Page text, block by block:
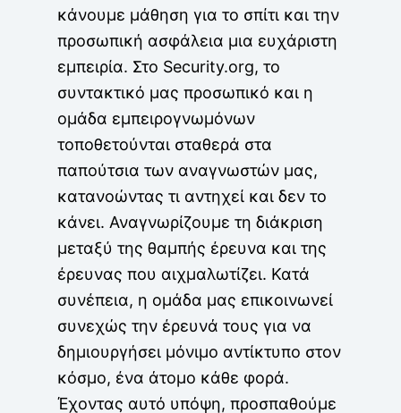
κάνουμε μάθηση για το σπίτι και την
προσωπική ασφάλεια μια ευχάριστη
εμπειρία. Στο Security.org, το
συντακτικό μας προσωπικό και η
ομάδα εμπειρογνωμόνων
τοποθετούνται σταθερά στα
παπούτσια των αναγνωστών μας,
κατανοώντας τι αντηχεί και δεν το
κάνει. Αναγνωρίζουμε τη διάκριση
μεταξύ της θαμπής έρευνα και της
έρευνας που αιχμαλωτίζει. Κατά
συνέπεια, η ομάδα μας επικοινωνεί
συνεχώς την έρευνά τους για να
δημιουργήσει μόνιμο αντίκτυπο στον
κόσμο, ένα άτομο κάθε φορά.
Έχοντας αυτό υπόψη, προσπαθούμε